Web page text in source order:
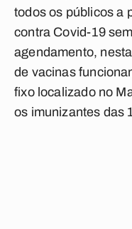
todos os públicos a
contra Covid-19
agendamento,
de vacinas
fixo localizado no
os imunizantes das